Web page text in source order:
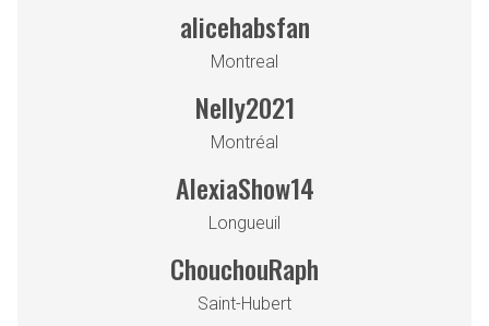
PROCHAINE ÉTAPE
alicehabsfan
Montreal
Nelly2021
Montréal
AlexiaShow14
Longueuil
ChouchouRaph
Saint-Hubert